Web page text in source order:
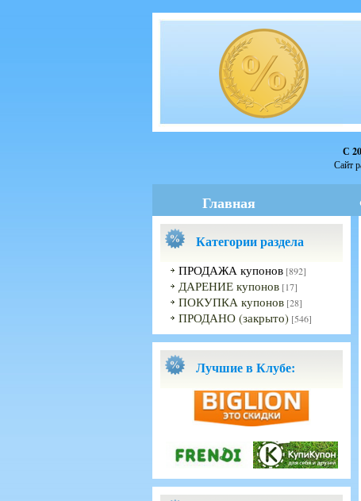
С
Сайт
Главная
Категории раздела
ПРОДАЖА купонов [892]
ДАРЕНИЕ купонов [17]
ПОКУПКА купонов [28]
ПРОДАНО (закрыто) [546]
Лучшие в Клубе: